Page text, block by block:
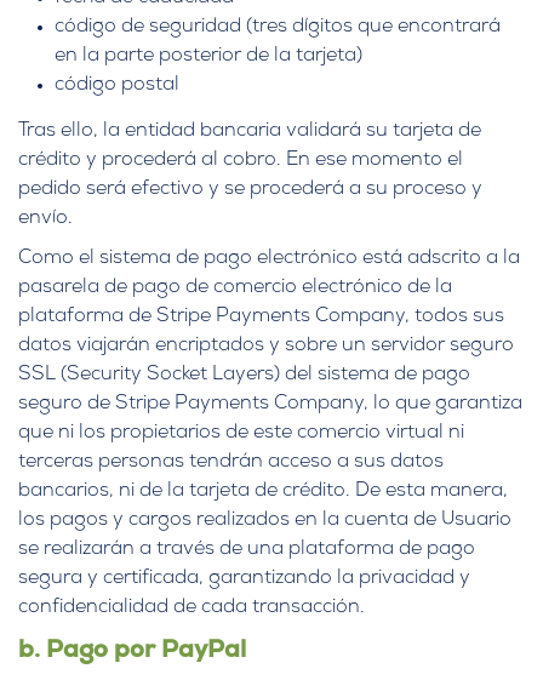
código de seguridad (tres dígitos que encontrará
en la parte posterior de la tarjeta)
código postal
Tras ello, la entidad bancaria validará su tarjeta de
crédito y procederá al cobro. En ese momento el
pedido será efectivo y se procederá a su proceso y
envío.
Como el sistema de pago electrónico está adscrito a la
pasarela de pago de comercio electrónico de la
plataforma de Stripe Payments Company, todos sus
datos viajarán encriptados y sobre un servidor seguro
SSL (Security Socket Layers) del sistema de pago
seguro de Stripe Payments Company, lo que garantiza
que ni los propietarios de este comercio virtual ni
terceras personas tendrán acceso a sus datos
bancarios, ni de la tarjeta de crédito. De esta manera,
los pagos y cargos realizados en la cuenta de Usuario
se realizarán a través de una plataforma de pago
segura y certificada, garantizando la privacidad y
confidencialidad de cada transacción.
b. Pago por PayPal